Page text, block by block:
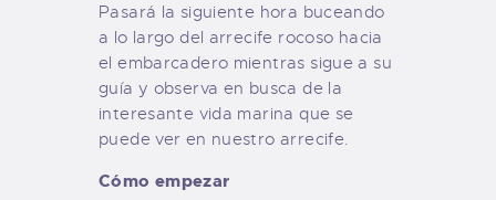
Pasará la siguiente hora buceando
a lo largo del arrecife rocoso hacia
el embarcadero mientras sigue a su
guía y observa en busca de la
interesante vida marina que se
puede ver en nuestro arrecife.
Cómo empezar